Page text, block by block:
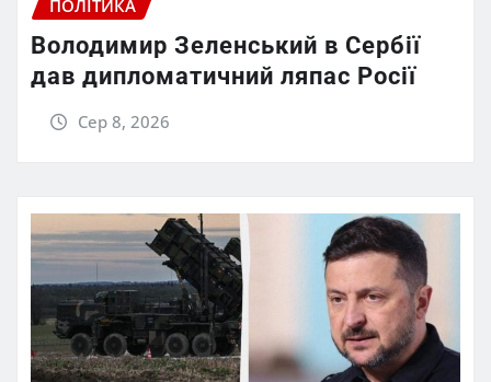
ПОЛІТИКА
Володимир Зеленський в Сербії
дав дипломатичний ляпас Росії
Сер 8, 2026